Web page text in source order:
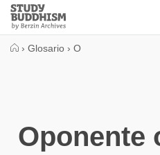
Close
Study
Buddhism
› Glosario › O
Oponente